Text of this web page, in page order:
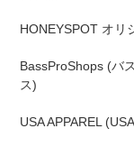
HONEYSPOT オリ
BassProShops (バ
ス)
USA APPAREL